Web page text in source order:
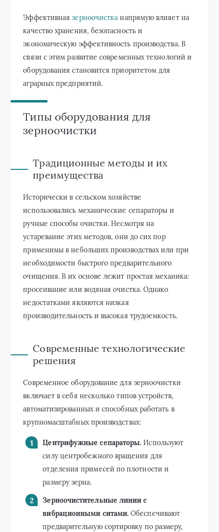
Эффективнаязерноочистка напрямую влияет на
качество хранения, безопасность и
экономическую эффективность производства. В
связи с этим развитие современных технологий и
оборудования становится приоритетом для
аграрных предприятий.
Типы оборудования для
зерноочистки
Традиционные методы и их
преимущества
Исторически в сельском хозяйстве
использовались механические сепараторы и
ручные способы очистки. Несмотря на
устаревание этих методов, они до сих пор
применимы в небольших производствах или при
необходимости быстрого предварительного
очищения. В их основе лежит простая механика:
просеивание или водяная очистка. Однако
недостатками являются низкая
производительность и высокая трудоемкость.
Современные технологические
решения
Современное оборудование для зерноочистки
включает в себя несколько типов устройств,
автоматизированных и способных работать в
крупномасштабных производствах:
Центрифужные сепараторы. Используют
силу центробежного вращения для
отделения примесей по плотности и
размеру зерна.
Зерноочистительные линии с
вибрационными ситами. Обеспечивают
предварительную сортировку по размеру,